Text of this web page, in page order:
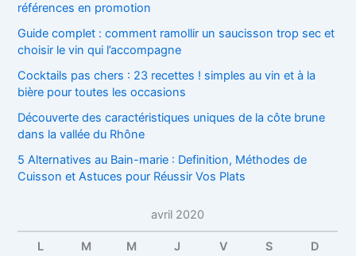
références en promotion
Guide complet : comment ramollir un saucisson trop sec et
choisir le vin qui l’accompagne
Cocktails pas chers : 23 recettes ! simples au vin et à la
bière pour toutes les occasions
Découverte des caractéristiques uniques de la côte brune
dans la vallée du Rhône
5 Alternatives au Bain-marie : Definition, Méthodes de
Cuisson et Astuces pour Réussir Vos Plats
avril 2020
L M M J V S D